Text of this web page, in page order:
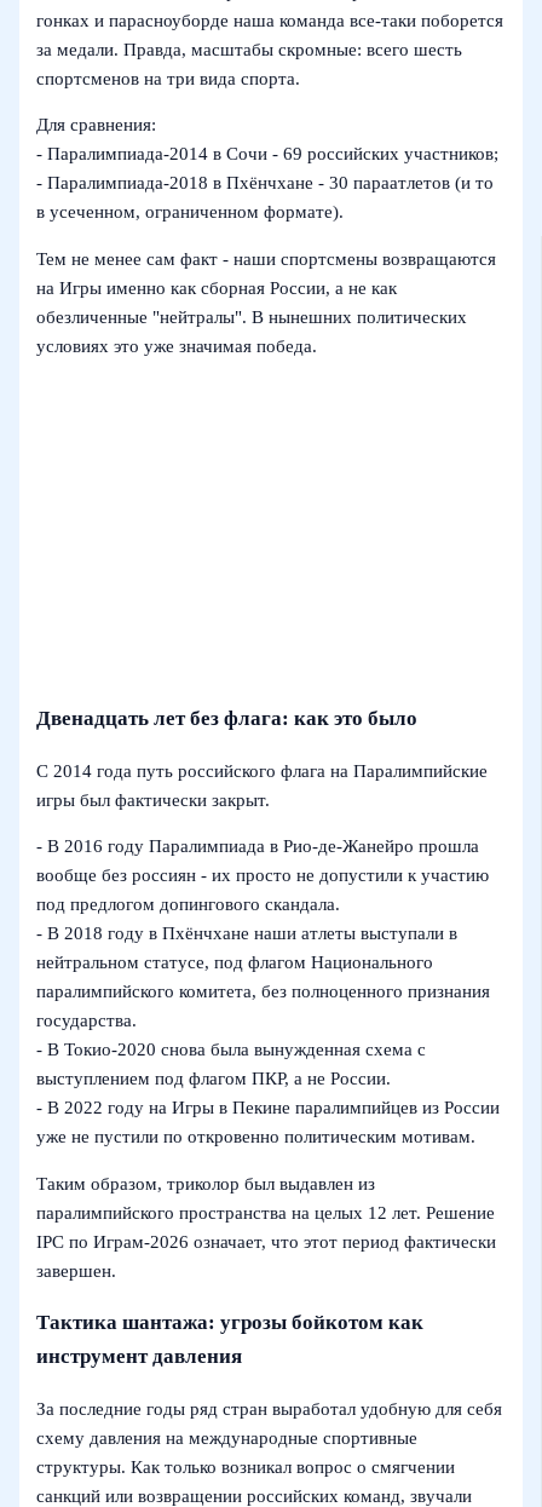
гонках и парасноуборде наша команда все-таки поборется
за медали. Правда, масштабы скромные: всего шесть
спортсменов на три вида спорта.
Для сравнения:
- Паралимпиада‑2014 в Сочи - 69 российских участников;
- Паралимпиада‑2018 в Пхёнчхане - 30 параатлетов (и то
в усеченном, ограниченном формате).
Тем не менее сам факт - наши спортсмены возвращаются
на Игры именно как сборная России, а не как
обезличенные "нейтралы". В нынешних политических
условиях это уже значимая победа.
Двенадцать лет без флага: как это было
С 2014 года путь российского флага на Паралимпийские
игры был фактически закрыт.
- В 2016 году Паралимпиада в Рио-де-Жанейро прошла
вообще без россиян - их просто не допустили к участию
под предлогом допингового скандала.
- В 2018 году в Пхёнчхане наши атлеты выступали в
нейтральном статусе, под флагом Национального
паралимпийского комитета, без полноценного признания
государства.
- В Токио‑2020 снова была вынужденная схема с
выступлением под флагом ПКР, а не России.
- В 2022 году на Игры в Пекине паралимпийцев из России
уже не пустили по откровенно политическим мотивам.
Таким образом, триколор был выдавлен из
паралимпийского пространства на целых 12 лет. Решение
IPC по Играм‑2026 означает, что этот период фактически
завершен.
Тактика шантажа: угрозы бойкотом как
инструмент давления
За последние годы ряд стран выработал удобную для себя
схему давления на международные спортивные
структуры. Как только возникал вопрос о смягчении
санкций или возвращении российских команд, звучали